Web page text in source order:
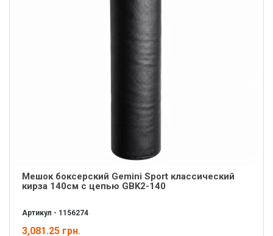
Мешок боксерский Gemini Sport классический
кирза 140cм с цепью GBK2-140
Артикул - 1156274
3,081.25 грн.